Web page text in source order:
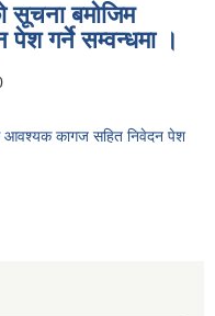
सूचना बमोजिम
गर्ने सम्वन्धमा ।
आवश्यक कागज सहित निवेदन पेश